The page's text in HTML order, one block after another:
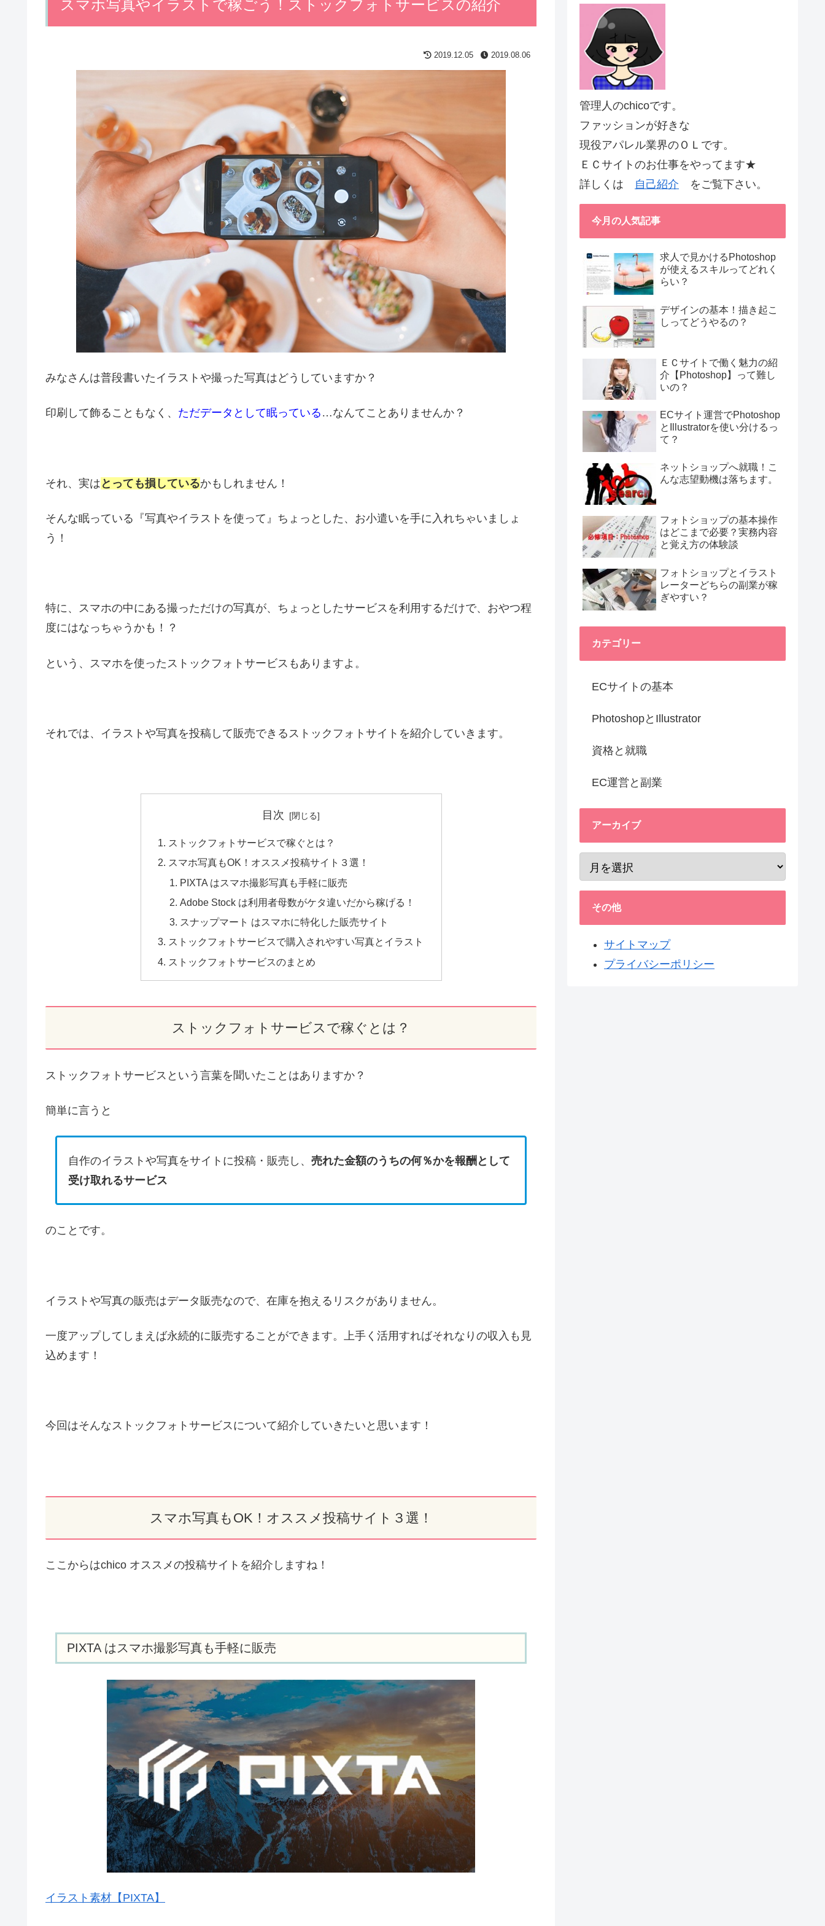
スマホ写真やイラストで稼ごう！ストックフォトサービスの紹介
2019.12.05 2019.08.06
みなさんは普段書いたイラストや撮った写真はどうしていますか？
印刷して飾ることもなく、 ただデータとして眠っている …なんてことありませんか？
それ、実は とっても損しているかもしれません！
そんな眠っている『写真やイラストを使って』ちょっとした、お小遣いを手に入れちゃいましょ
う！
特に、スマホの中にある撮っただけの写真が、ちょっとしたサービスを利用するだけで、おやつ程
度にはなっちゃうかも！？
という、スマホを使ったストックフォトサービスもありますよ。
それでは、イラストや写真を投稿して販売できるストックフォトサイトを紹介していきます。
目次
ストックフォトサービスで稼ぐとは？
スマホ写真もOK！オススメ投稿サイト３選！
PIXTA はスマホ撮影写真も手軽に販売
Adobe Stock は利用者母数がケタ違いだから稼げる！
スナップマート はスマホに特化した販売サイト
ストックフォトサービスで購入されやすい写真とイラスト
ストックフォトサービスのまとめ
ストックフォトサービスで稼ぐとは？
ストックフォトサービスという言葉を聞いたことはありますか？
簡単に言うと
自作のイラストや写真をサイトに投稿・販売し、 売れた金額のうちの何％かを報酬として
受け取れるサービス
のことです。
イラストや写真の販売はデータ販売なので、在庫を抱えるリスクがありません。
一度アップしてしまえば永続的に販売することができます。上手く活用すればそれなりの収入も見
込めます！
今回はそんなストックフォトサービスについて紹介していきたいと思います！
スマホ写真もOK！オススメ投稿サイト３選！
ここからはchico オススメの投稿サイトを紹介しますね！
PIXTA はスマホ撮影写真も手軽に販売
イラスト素材【PIXTA】
管理人のchicoです。
ファッションが好きな
現役アパレル業界のＯＬです。
ＥＣサイトのお仕事をやってます★
詳しくは 自己紹介 をご覧下さい。
今月の人気記事
求人で見かけるPhotoshop
が使えるスキルってどれく
らい？
デザインの基本！描き起こ
しってどうやるの？
ＥＣサイトで働く魅力の紹
介【Photoshop】って難し
いの？
ECサイト運営でPhotoshop
とIllustratorを使い分けるっ
て？
ネットショップへ就職！こ
んな志望動機は落ちます。
フォトショップの基本操作
はどこまで必要？実務内容
と覚え方の体験談
フォトショップとイラスト
レーターどちらの副業が稼
ぎやすい？
カテゴリー
ECサイトの基本
PhotoshopとIllustrator
資格と就職
EC運営と副業
アーカイブ
その他
サイトマップ
プライバシーポリシー